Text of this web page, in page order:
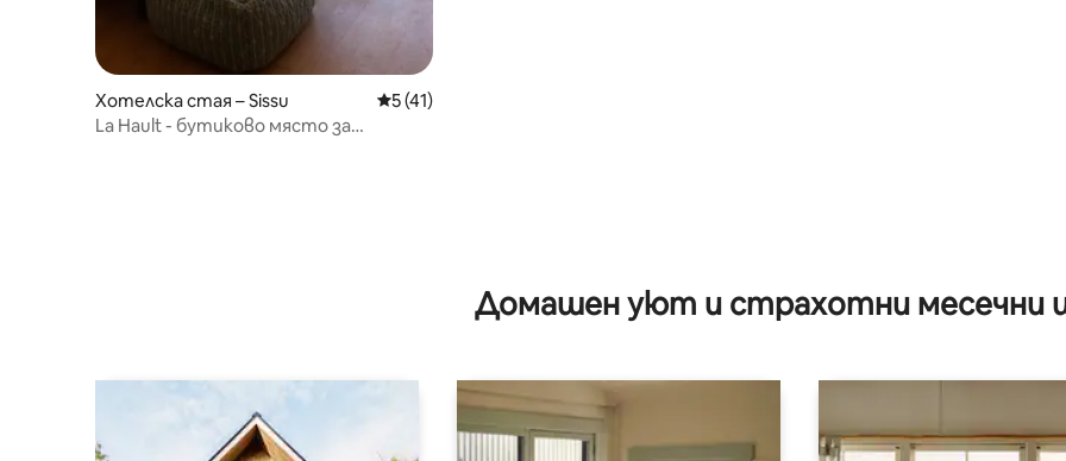
Хотелска стая – Sissu Средна оценка: 5 от 5, 41 отзива
5 (41)
La Hault - бутиково място за
Домашен уют и страхотни месечни